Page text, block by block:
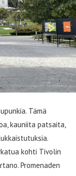
Tämä
kauniita patsaita,
kohti Tivolin
Promenaden